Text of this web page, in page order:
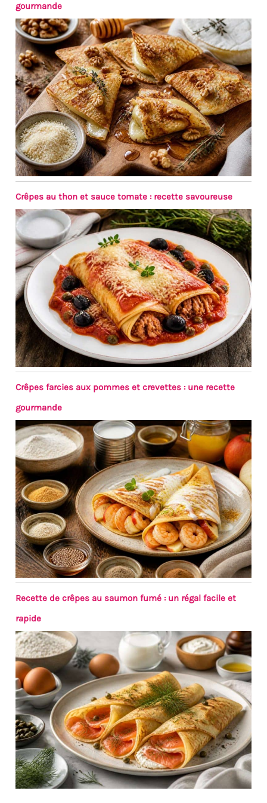
gourmande
Crêpes au thon et sauce tomate : recette savoureuse
Crêpes farcies aux pommes et crevettes : une recette
gourmande
Recette de crêpes au saumon fumé : un régal facile et
rapide